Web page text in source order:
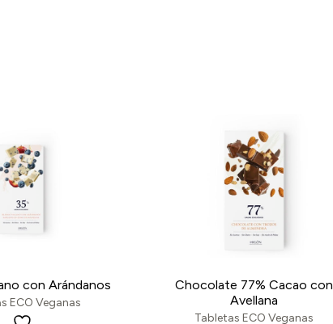
con Arándanos
ECO Veganas
Chocolate 77% Cacao con
Avellana
Tabletas ECO Veganas